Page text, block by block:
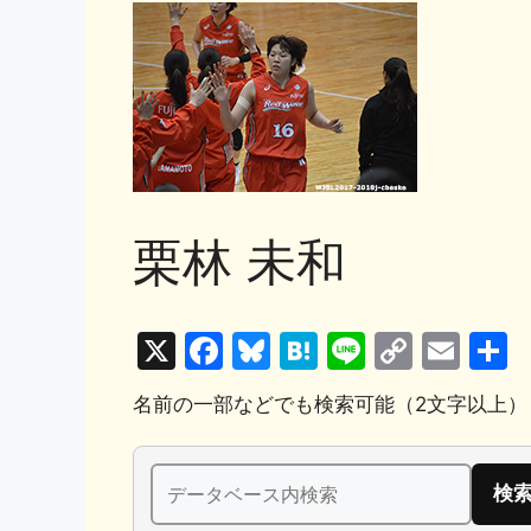
栗林 未和
X
F
a
c
e
b
Bl
u
e
s
k
H
at
e
n
a
Li
n
e
C
o
p
y
E
m
ai
l
名前の一部などでも検索可能（2文字以上）
検
索: